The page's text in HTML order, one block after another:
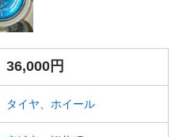
36,000円
タイヤ、ホイール